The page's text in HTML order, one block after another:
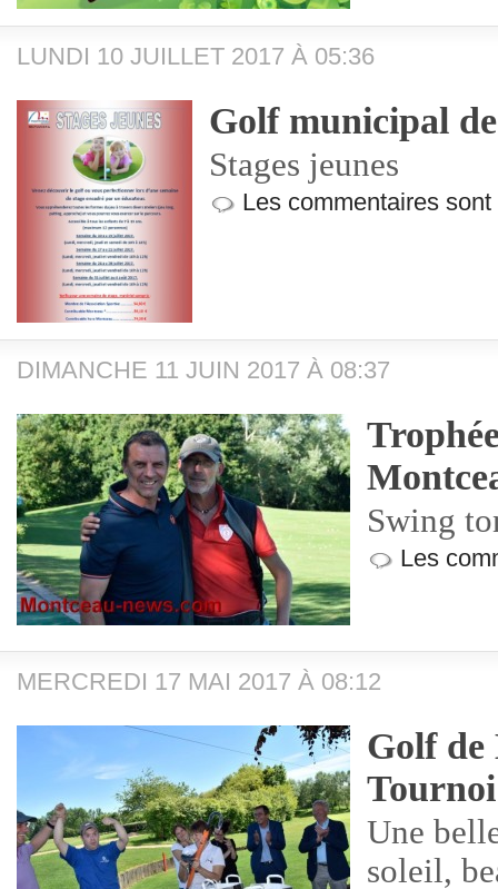
LUNDI 10 JUILLET 2017 À 05:36
Golf municipal
Stages jeunes
Les commentaires sont
DIMANCHE 11 JUIN 2017 À 08:37
Swing
Les
MERCREDI 17 MAI 2017 À 08:12
Golf de
Une
soleil,